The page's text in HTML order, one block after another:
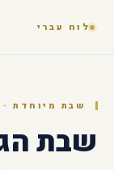
לוח עברי
שבת מיוחדת
שבת